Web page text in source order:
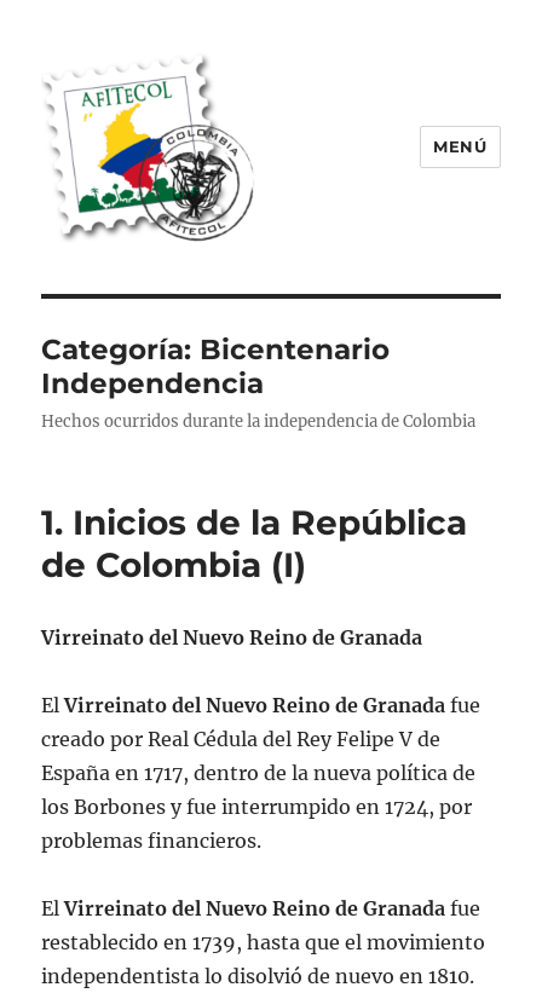
2025
MENÚ
Categoría: Bicentenario
Independencia
Hechos ocurridos durante la independencia de Colombia
1. Inicios de la República
de Colombia (I)
Virreinato del Nuevo Reino de Granada
ElVirreinato del Nuevo Reino de Granada fue
creado por Real Cédula del Rey Felipe V de
España en 1717, dentro de la nueva política de
los Borbones y fue interrumpido en 1724, por
problemas financieros.
ElVirreinato del Nuevo Reino de Granada fue
restablecido en 1739, hasta que el movimiento
independentista lo disolvió de nuevo en 1810.